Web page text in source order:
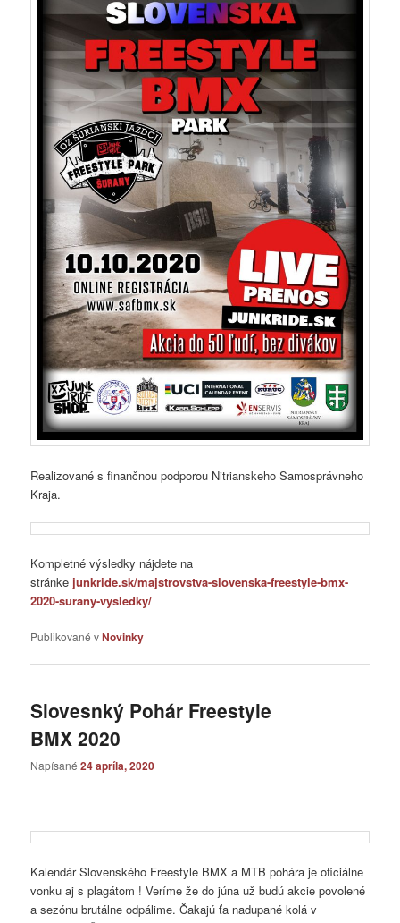
Realizované s finančnou podporou Nitrianskeho Samosprávneho
Kraja.
Kompletné výsledky nájdete na
stránke junkride.sk/majstrovstva-slovenska-freestyle-bmx-
2020-surany-vysledky/
Publikované vNovinky
Slovesnký Pohár Freestyle
BMX 2020
Napísané24 apríla, 2020
Kalendár Slovenského Freestyle BMX a MTB pohára je oficiálne
vonku aj s plagátom ! Veríme že do júna už budú akcie povolené
a sezónu brutálne odpálime. Čakajú ťa nadupané kolá v